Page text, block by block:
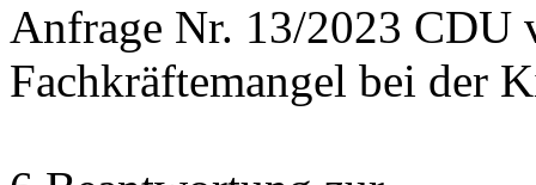
Anfrage Nr. 13/2023 CDU
Fachkräftemangel bei der